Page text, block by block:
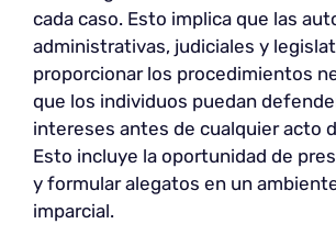
cada caso. Esto implica que las
administrativas, judiciales y
proporcionar los procedimientos
que los individuos puedan
intereses antes de cualquier acto
Esto incluye la oportunidad de
y formular alegatos en un
imparcial.